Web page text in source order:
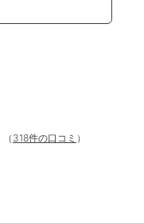
（ 318件の口コミ ）